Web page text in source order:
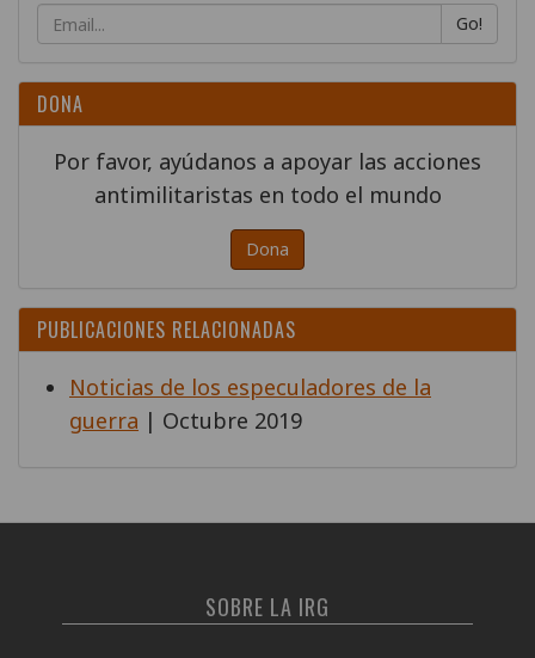
Go!
DONA
Por favor, ayúdanos a apoyar las acciones
antimilitaristas en todo el mundo
Dona
PUBLICACIONES RELACIONADAS
Noticias de los especuladores de la
guerra | Octubre 2019
SOBRE LA IRG